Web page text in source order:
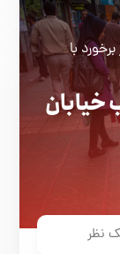
با
خیابان
نظر